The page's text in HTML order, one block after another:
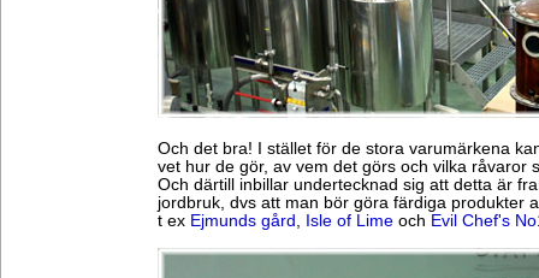
Och det bra! I stället för de stora varumärkena
vet hur de gör, av vem det görs och vilka råvaror
Och därtill inbillar undertecknad sig att detta är
jordbruk, dvs att man bör göra färdiga produkter
t ex Ejmunds gård , Isle of Lime och Evil Chef's